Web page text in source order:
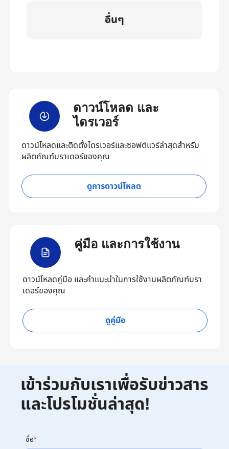
อื่นๆ
ดาวน์โหลด และ
ไดรเวอร์
ดาวน์โหลดและติดตั้งไดรเวอร์และซอฟต์แวร์ล่าสุดสำหรับ
ผลิตภัณฑ์บราเดอร์ของคุณ
ดูการดาวน์โหลด
คู่มือ และการใช้งาน
ดาวน์โหลดคู่มือ และคำแนะนำในการใช้งานผลิตภัณฑ์บรา
เดอร์ของคุณ
ดูคู่มือ
เข้าร่วมกับเราเพื่อรับข่าวสาร
และโปรโมชั่นล่าสุด!
ชื่อ*